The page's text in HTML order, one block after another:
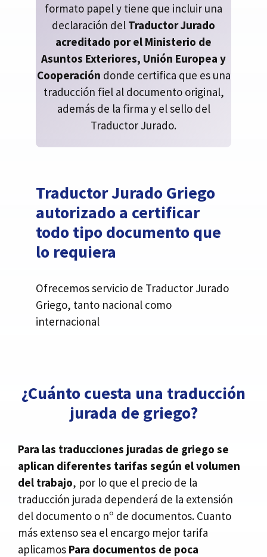
formato papel y tiene que incluir una
declaración del Traductor Jurado
acreditado por el Ministerio de
Asuntos Exteriores, Unión Europea y
Cooperación donde certifica que es una
traducción fiel al documento original,
además de la firma y el sello del
Traductor Jurado.
Traductor Jurado Griego
autorizado a certificar
todo tipo documento que
lo requiera
Ofrecemos servicio de Traductor Jurado
Griego, tanto nacional como
internacional
¿Cuánto cuesta una traducción
jurada de griego?
Para las traducciones juradas de griego se
aplican diferentes tarifas según el volumen
del trabajo, por lo que el precio de la
traducción jurada dependerá de la extensión
del documento o nº de documentos. Cuanto
más extenso sea el encargo mejor tarifa
aplicamos Para documentos de poca